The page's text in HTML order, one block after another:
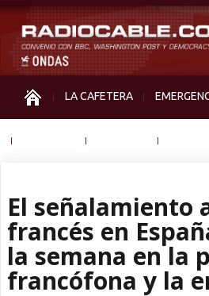
LA CAFETERA
El señalamiento
francés en
la semana en la
francófona y la